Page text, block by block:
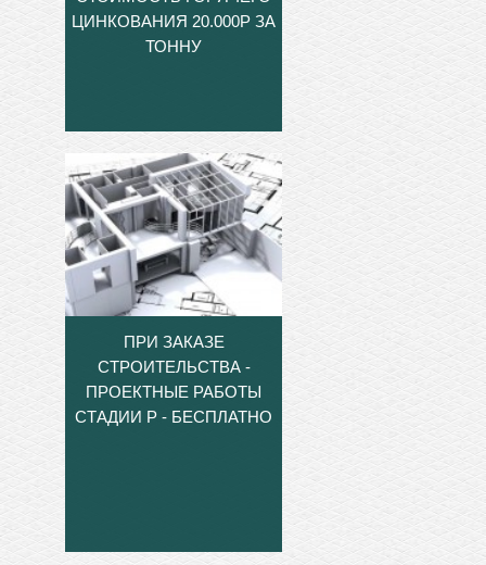
ЦИНКОВАНИЯ 20.000Р ЗА
ТОННУ
ПРИ ЗАКАЗЕ
СТРОИТЕЛЬСТВА -
ПРОЕКТНЫЕ РАБОТЫ
СТАДИИ Р - БЕСПЛАТНО